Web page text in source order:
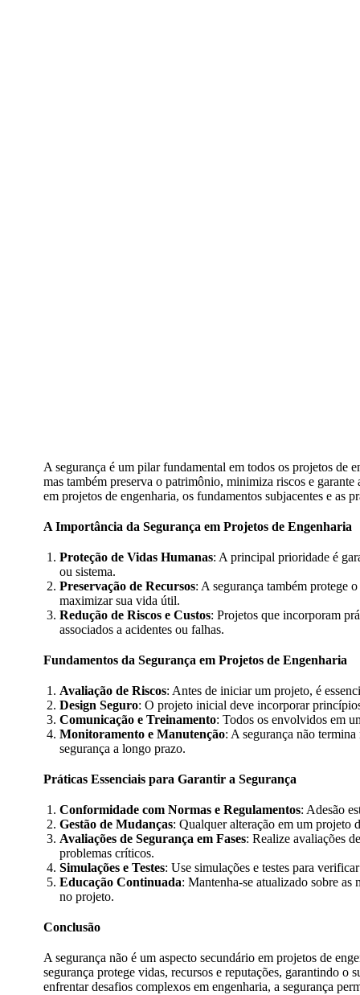
A segurança é um pilar fundamental em todos os projetos de
mas também preserva o patrimônio, minimiza riscos e
em projetos de engenharia, os fundamentos subjacentes e as
A Importância da Segurança em Projetos de Engenharia
Proteção de Vidas Humanas: A principal prioridade é
ou sistema.
Preservação de Recursos: A segurança também protege
maximizar sua vida útil.
Redução de Riscos e Custos: Projetos que incorporam
associados a acidentes ou falhas.
Fundamentos da Segurança em Projetos de Engenharia
Avaliação de Riscos: Antes de iniciar um projeto, é
Design Seguro: O projeto inicial deve incorporar princípios
Comunicação e Treinamento: Todos os envolvidos em
Monitoramento e Manutenção: A segurança não
segurança a longo prazo.
Práticas Essenciais para Garantir a Segurança
Conformidade com Normas e Regulamentos: Adesão
Gestão de Mudanças: Qualquer alteração em um projeto
Avaliações de Segurança em Fases: Realize avaliações
problemas críticos.
Simulações e Testes: Use simulações e testes para
Educação Continuada: Mantenha-se atualizado sobre as
no projeto.
Conclusão
A segurança não é um aspecto secundário em projetos de
segurança protege vidas, recursos e reputações, garantindo
enfrentar desafios complexos em engenharia, a segurança